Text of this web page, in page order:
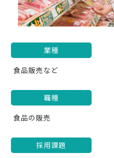
業種
食品販売など
職種
食品の販売
採用課題